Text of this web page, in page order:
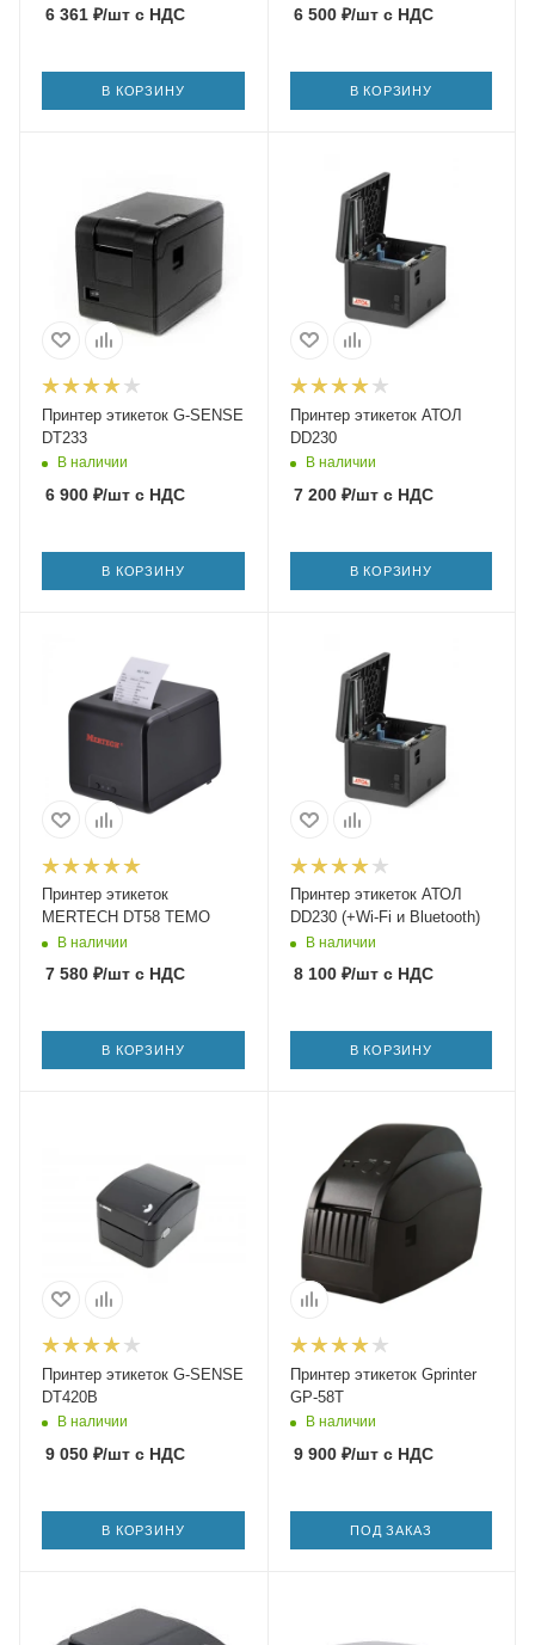
6 361 ₽/шт с НДС
В КОРЗИНУ
6 500₽/штс НДС
В КОРЗИНУ
Принтер этикеток G-SENSE
DT233
В наличии
6 900 ₽/шт с НДС
В КОРЗИНУ
Принтер этикеток АТОЛ
DD230
В наличии
7 200₽/штс НДС
В КОРЗИНУ
Принтер этикеток
MERTECH DT58 TEMO
В наличии
7 580 ₽/шт с НДС
В КОРЗИНУ
Принтер этикеток АТОЛ
DD230 (+Wi-Fi и Bluetooth)
В наличии
8 100₽/штс НДС
В КОРЗИНУ
Принтер этикеток G-SENSE
DT420B
В наличии
9 050 ₽/шт с НДС
В КОРЗИНУ
Принтер этикеток Gprinter
GP-58T
В наличии
9 900₽/штс НДС
ПОД ЗАКАЗ